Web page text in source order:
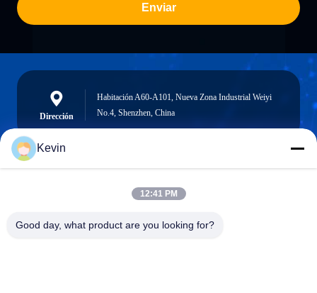
Enviar
Dirección
Habitación A60-A101, Nueva Zona Industrial Weiyi
No.4, Shenzhen, China
info@seethrulcd.com
Kevin
12:41 PM
Good day, what product are you looking for?